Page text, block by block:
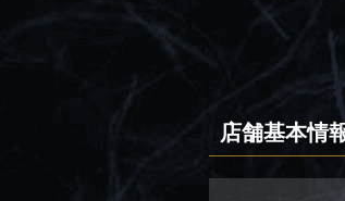
店舗基本情